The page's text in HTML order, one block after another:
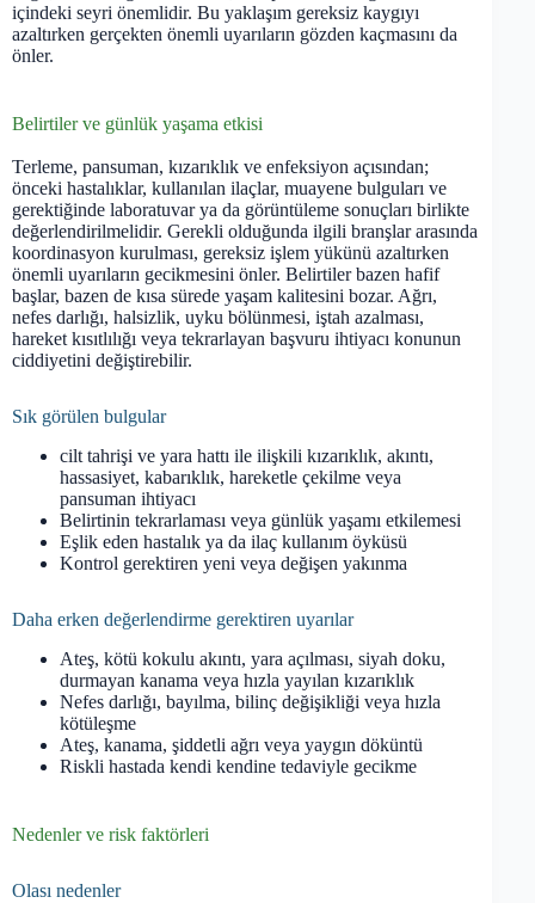
içindeki seyri önemlidir. Bu yaklaşım gereksiz kaygıyı
azaltırken gerçekten önemli uyarıların gözden kaçmasını da
önler.
Belirtiler ve günlük yaşama etkisi
Terleme, pansuman, kızarıklık ve enfeksiyon açısından;
önceki hastalıklar, kullanılan ilaçlar, muayene bulguları ve
gerektiğinde laboratuvar ya da görüntüleme sonuçları birlikte
değerlendirilmelidir. Gerekli olduğunda ilgili branşlar arasında
koordinasyon kurulması, gereksiz işlem yükünü azaltırken
önemli uyarıların gecikmesini önler. Belirtiler bazen hafif
başlar, bazen de kısa sürede yaşam kalitesini bozar. Ağrı,
nefes darlığı, halsizlik, uyku bölünmesi, iştah azalması,
hareket kısıtlılığı veya tekrarlayan başvuru ihtiyacı konunun
ciddiyetini değiştirebilir.
Sık görülen bulgular
cilt tahrişi ve yara hattı ile ilişkili kızarıklık, akıntı,
hassasiyet, kabarıklık, hareketle çekilme veya
pansuman ihtiyacı
Belirtinin tekrarlaması veya günlük yaşamı etkilemesi
Eşlik eden hastalık ya da ilaç kullanım öyküsü
Kontrol gerektiren yeni veya değişen yakınma
Daha erken değerlendirme gerektiren uyarılar
Ateş, kötü kokulu akıntı, yara açılması, siyah doku,
durmayan kanama veya hızla yayılan kızarıklık
Nefes darlığı, bayılma, bilinç değişikliği veya hızla
kötüleşme
Ateş, kanama, şiddetli ağrı veya yaygın döküntü
Riskli hastada kendi kendine tedaviyle gecikme
Nedenler ve risk faktörleri
Olası nedenler